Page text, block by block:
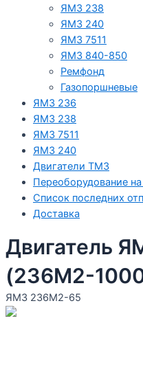
ЯМЗ 238
ЯМЗ 240
ЯМЗ 7511
ЯМЗ 840-850
Ремфонд
Газопоршневые
ЯМЗ 236
ЯМЗ 238
ЯМЗ 7511
ЯМЗ 240
Двигатели ТМЗ
Переоборудование
Список последних
Доставка
Двигатель
(236М2-
ЯМЗ 236М2-65